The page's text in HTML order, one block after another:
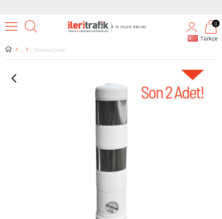
Türkçe
0
Delinatörler